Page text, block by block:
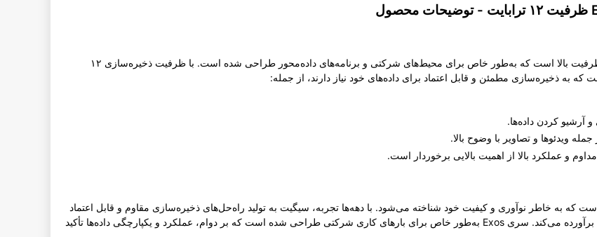
هارد اینترنال سیگیت مدل Exos ST12000NM000j یک هارد درایو با ظرفیت بالا است که به‌طور خاص برای محیط‌های شرکتی و برنامه‌های داده‌محور طراحی شده است. با ظرفیت ذخیره‌سازی ۱۲
که به ذخیره‌سازی مطمئن و قابل اعتماد برای داده‌های خود نیاز دارند، از جمله:
و آرشیو کردن داده‌ها.
ویدئوها و تصاویر با وضوح بالا.
و عملکرد بالا از اهمیت بالایی برخوردار است.
به خاطر نوآوری و کیفیت خود شناخته می‌شود. با دهه‌ها تجربه، سیگیت به تولید راه‌حل‌های ذخیره‌سازی مقاوم و قابل اعتماد
معروف است که نیازهای هر دو گروه مصرف‌کنندگان و کسب‌وکارها را برآورده می‌کند. سری Exos به‌طور خاص برای بارهای کاری شرکتی طراحی شده است که بر دوام، عملکرد و یکپارچگی داده‌ها تأکید